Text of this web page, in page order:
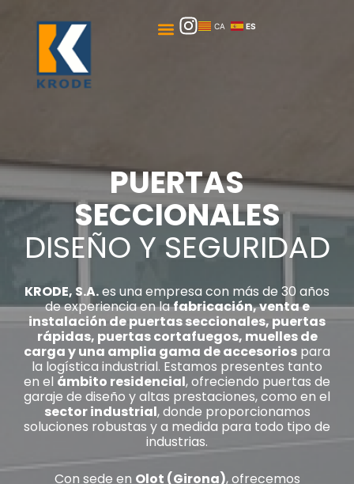
contenido
Menú
I
m
CA ES
PUERTAS
SECCIONALES
DISEÑO Y SEGURIDAD
KRODE, S.A.es una empresa con más de 30 años
de experiencia en lafabricación, venta e
instalación de puertas seccionales, puertas
rápidas, puertas cortafuegos, muelles de
carga y una amplia gama de accesorios para
la logística industrial. Estamos presentes tanto
en el ámbito residencial, ofreciendo puertas de
garaje de diseño y altas prestaciones, como en el
sector industrial, donde proporcionamos
soluciones robustas y a medida para todo tipo de
industrias.
Con sede en Olot (Girona), ofrecemos